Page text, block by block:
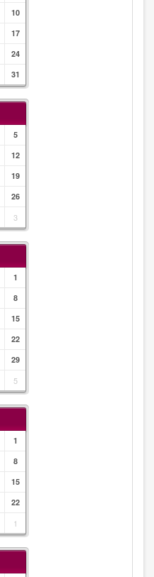
10
17
24
31
5
12
19
26
3
1
8
15
22
29
5
1
8
15
22
1